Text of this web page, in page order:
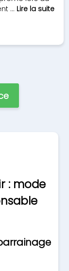
... Lire la suite
: mode